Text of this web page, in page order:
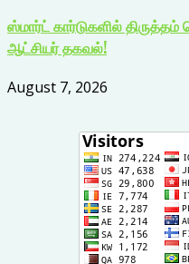
ஸ்மார்ட் கார்டுகளில் திருத்தம்
ஆட்சியர் தகவல்!
August 7, 2026